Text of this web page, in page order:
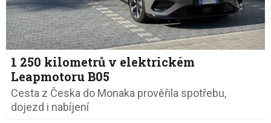
1 250 kilometrů v elektrickém
Leapmotoru B05
Cesta z Česka do Monaka prověřila spotřebu,
dojezd i nabíjení